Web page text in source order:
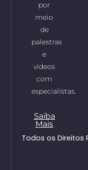
por
meio
de
palestras
e
vídeos
com
especialistas.
Saiba
Mais
Todos os Direitos